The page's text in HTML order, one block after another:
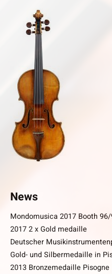
News
Mondomusica 2017 Booth
2017 2 x Gold medaille
Deutscher
Gold- und Silbermedaille in
2013 Bronzemedaille Pisogne